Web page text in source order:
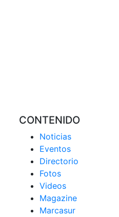
CONTENIDO
Noticias
Eventos
Directorio
Fotos
Videos
Magazine
Marcasur